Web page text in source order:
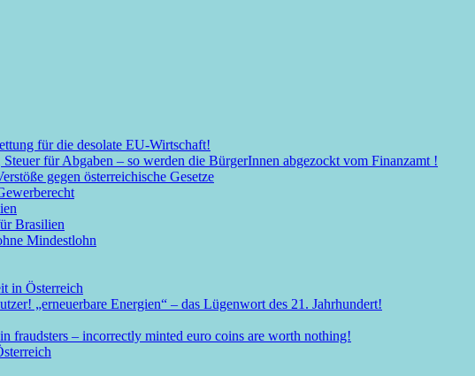
für die desolate EU-Wirtschaft!
für Abgaben – so werden die BürgerInnen abgezockt vom Finanzamt !
gegen österreichische Gesetze
Brasilien
Mindestlohn
in Österreich
„erneuerbare Energien“ – das Lügenwort des 21. Jahrhundert!
fraudsters – incorrectly minted euro coins are worth nothing!